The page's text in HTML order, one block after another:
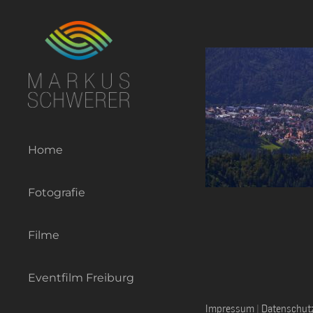
Home
Fotografie
Filme
Eventfilm Freiburg
Impressum |